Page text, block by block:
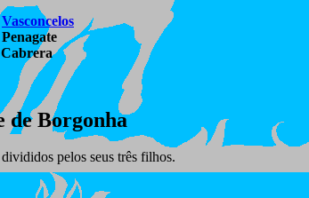
Vasconcelos
de Borgonha
pelos seus três filhos.